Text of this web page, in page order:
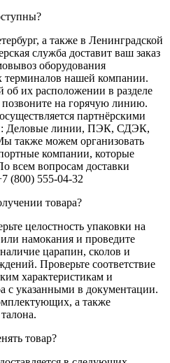
а также в Ленинградской
служба доставит ваш заказ
оборудования
терминалов нашей компании.
об их расположении в разделе
на горячую линию.
партнёрскими
Деловые линии, ПЭК, СДЭК,
также можем организовать
компании, которые
всем вопросам доставки
(800) 555-04-32
товара?
целостность упаковки на
намокания и проведите
царапин, сколов и
Проверьте соответствие
характеристикам и
с указанными в документации.
а также
товар?